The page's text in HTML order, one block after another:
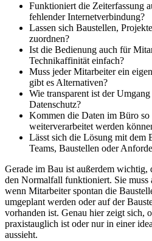
Funktioniert die Zeiterfassung
fehlender Internetverbindung?
Lassen sich Baustellen,
zuordnen?
Ist die Bedienung auch für
Technikaffinität einfach?
Muss jeder Mitarbeiter ein
gibt es Alternativen?
Wie transparent ist der
Datenschutz?
Kommen die Daten im Büro so
weiterverarbeitet werden
Lässt sich die Lösung mit dem
Teams, Baustellen oder
Gerade im Bau ist außerdem
den Normalfall funktioniert. Sie muss
wenn Mitarbeiter spontan die
umgeplant werden oder auf der
vorhanden ist. Genau hier zeigt sich,
praxistauglich ist oder nur in einer
aussieht.